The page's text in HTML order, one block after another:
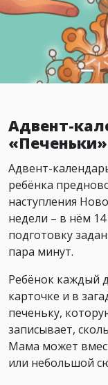
Адвент-
«Печеньки»
Адвент-
ребёнка
наступления
недели – в нём
подготовку
пара минут.
Ребёнок каждый
карточке и в
печеньку,
записывает,
Мама может
или небольшой